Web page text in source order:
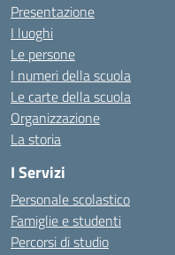
Presentazione
I luoghi
Le persone
I numeri della scuola
Le carte della scuola
Organizzazione
La storia
I Servizi
Personale scolastico
Famiglie e studenti
Percorsi di studio